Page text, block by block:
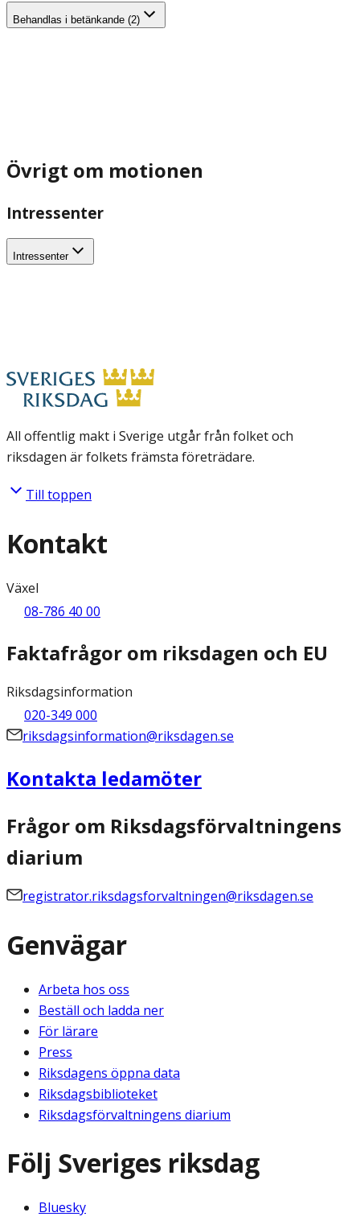
Behandlas i betänkande (2)
Övrigt om motionen
Intressenter
Intressenter
All offentlig makt i Sverige utgår från folket och
riksdagen är folkets främsta företrädare.
Till toppen
Kontakt
Växel
08-786 40 00
Faktafrågor om riksdagen och EU
Riksdagsinformation
020-349 000
riksdagsinformation@riksdagen.se
Kontakta ledamöter
Frågor om Riksdagsförvaltningens
diarium
registrator.riksdagsforvaltningen@riksdagen.se
Genvägar
Arbeta hos oss
Beställ och ladda ner
För lärare
Press
Riksdagens öppna data
Riksdagsbiblioteket
Riksdagsförvaltningens diarium
Följ Sveriges riksdag
Bluesky